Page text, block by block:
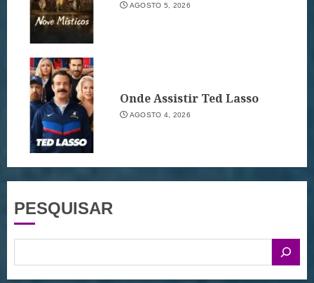
AGOSTO 5, 2026
Onde Assistir Ted Lasso
AGOSTO 4, 2026
PESQUISAR